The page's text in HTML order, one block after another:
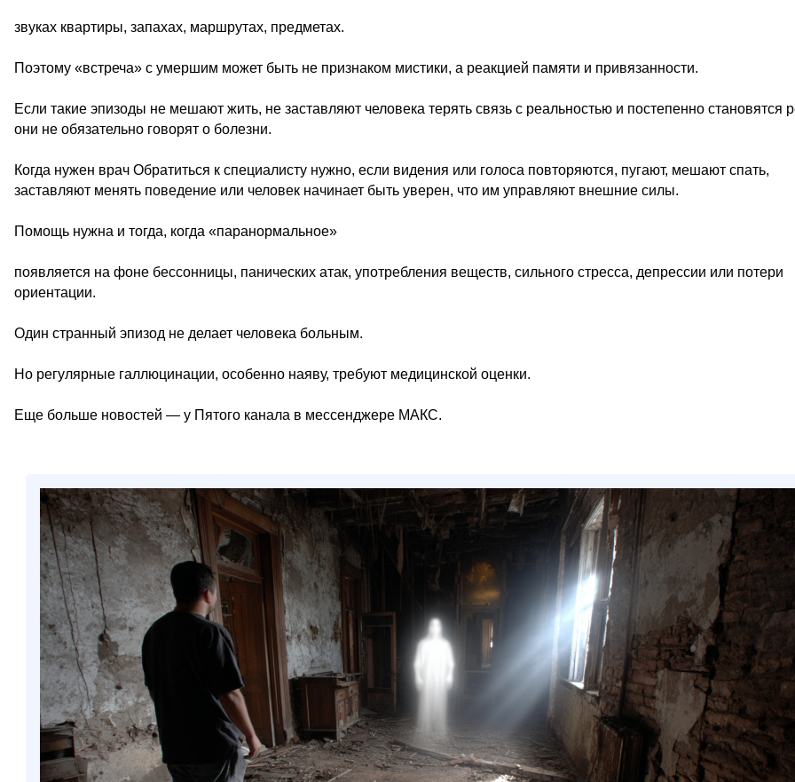
звуках квартиры, запахах, маршрутах, предметах.
Поэтому «встреча» с умершим может быть не признаком мистики, а реакцией памяти и привязанности.
Если такие эпизоды не мешают жить, не заставляют человека терять связь с реальностью и постепенно становятся
они не обязательно говорят о болезни.
Когда нужен врач Обратиться к специалисту нужно, если видения или голоса повторяются, пугают, мешают спать,
заставляют менять поведение или человек начинает быть уверен, что им управляют внешние силы.
Помощь нужна и тогда, когда «паранормальное»
появляется на фоне бессонницы, панических атак, употребления веществ, сильного стресса, депрессии или потери
ориентации.
Один странный эпизод не делает человека больным.
Но регулярные галлюцинации, особенно наяву, требуют медицинской оценки.
Еще больше новостей — у Пятого канала в мессенджере МАКС.